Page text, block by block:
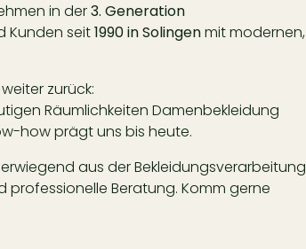
in der3. Generation
Kunden seit1990 in Solingenmit modernen,
zurück:
Räumlichkeiten Damenbekleidung
how prägt uns bis heute.
aus der Bekleidungsverarbeitung
Beratung. Komm gerne